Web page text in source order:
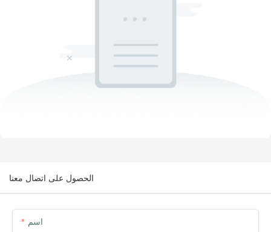
الحصول على اتصال معنا
اسم